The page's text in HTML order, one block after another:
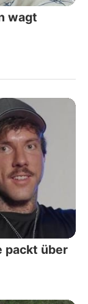
wagt
packt über